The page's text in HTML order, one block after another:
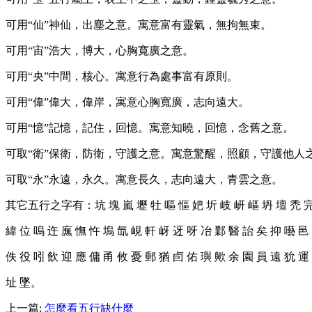
可用“仙”神仙，出塵之意。寓意富有靈氣，無拘無束。
可用“宙”浩大，博大，心胸寬廣之意。
可用“央”中間，核心。寓意行為處事富有原則。
可用“偉”偉大，偉岸，寓意心胸寬廣，志向遠大。
可用“憶”記憶，記住，回憶。寓意知曉，回憶，念舊之意。
可取“衛”保衛，防衛，守護之意。寓意驚醒，照顧，守護他人
可取“永”永遠，永久。寓意長久，志向遠大，青雲之意。
其它五行之字有：坑 塊 嵐 壢 牡 嘔 慪 妑 圻 岐 岍 嶇 坍 壇 禿
緯 位 嗚 迕 廡 憮 忤 塢 氙 峴 軒 岈 迓 呀 冶 鄴 醫 詒 矣 抑 囈 邑
佚 役 吲 飲 迎 應 傭 甬 攸 憂 郵 猶 卣 佑 璵 歟 余 園 員 遠 狁 運
址 墜。
上一篇: 怎麼看五行缺什麼